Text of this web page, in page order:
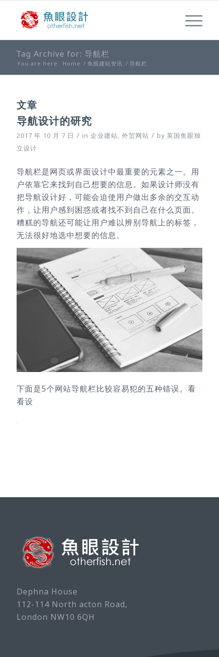
Tag Archive for: 导航栏
You are here: Home / 鱼眼建站资讯 / 导航栏
文章
导航设计的研究
2017 年 10 月 7 日 / in 企业建站, 外贸网站 / by 英国鱼眼独
立设计
导航栏是网页或界面设计中最重要的元素之一。用
户依靠它来找到自己想要的信息。如果设计师没有
把导航设计好，可能会迫使用户做出多余的交互动
作，让用户感到困惑或者找不到自己在什么页面。
糟糕的导航还可能让用户难以辨别导航上的标签，
无法很好地选中想要的信息。
下面是5个网站导航栏比较容易犯的五种错误。看
看设
.
Dephna House
112-114 North acton Road,
London NW10 6QH